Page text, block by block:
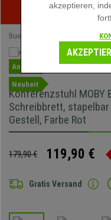
Rabatte für
Buerostuhlpro
Angebot
Neuheit
Konferenzstuhl MOBY
Schreibbrett,
Gestell, Farbe Rot
179,90 € 119,90 €
Gratis Versand
akzeptieren,